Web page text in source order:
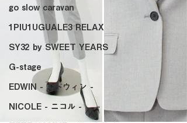
go slow caravan
1PIU1UGUALE3 RELAX
SY32 by SWEET YEARS
G-stage
EDWIN - エドウィン -
NICOLE - ニコル -